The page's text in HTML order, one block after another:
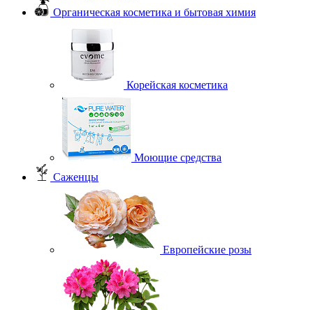
Органическая косметика и бытовая химия
Корейская косметика
Моющие средства
Саженцы
Европейские розы